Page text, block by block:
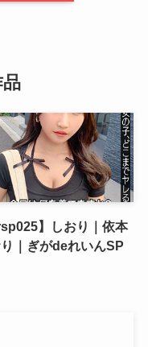
】しおり｜依本
り｜ぎがdeれいんSP